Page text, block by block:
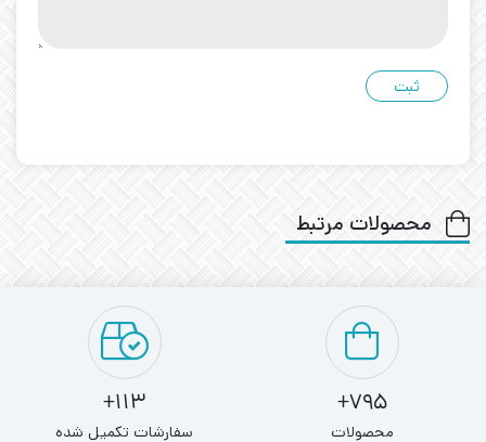
محصولات مرتبط
795+
محصولات
113+
سفارشات تکمیل شده